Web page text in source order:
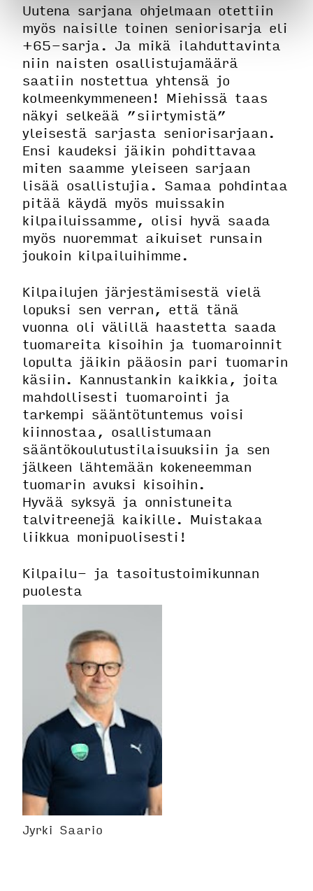
Uutena sarjana ohjelmaan otettiin
myös naisille toinen seniorisarja eli
+65-sarja. Ja mikä ilahduttavinta
niin naisten osallistujamäärä
saatiin nostettua yhtensä jo
kolmeenkymmeneen! Miehissä taas
näkyi selkeää ”siirtymistä”
yleisestä sarjasta seniorisarjaan.
Ensi kaudeksi jäikin pohdittavaa
miten saamme yleiseen sarjaan
lisää osallistujia. Samaa pohdintaa
pitää käydä myös muissakin
kilpailuissamme, olisi hyvä saada
myös nuoremmat aikuiset runsain
joukoin kilpailuihimme.
Kilpailujen järjestämisestä vielä
lopuksi sen verran, että tänä
vuonna oli välillä haastetta saada
tuomareita kisoihin ja tuomaroinnit
lopulta jäikin pääosin pari tuomarin
käsiin. Kannustankin kaikkia, joita
mahdollisesti tuomarointi ja
tarkempi sääntötuntemus voisi
kiinnostaa, osallistumaan
sääntökoulutustilaisuuksiin ja sen
jälkeen lähtemään kokeneemman
tuomarin avuksi kisoihin.
Hyvää syksyä ja onnistuneita
talvitreenejä kaikille. Muistakaa
liikkua monipuolisesti!
Kilpailu- ja tasoitustoimikunnan
puolesta
Jyrki Saario